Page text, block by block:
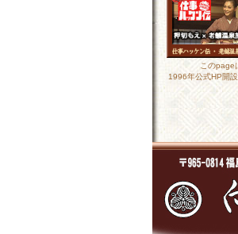
このpage
1996年公式HP開